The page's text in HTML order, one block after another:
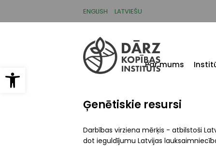
Open toolbar
ENGLISH LATVIEŠU
Par mums
Ģenētiskie resursi
Darbības virziena mērķis - atbilstoši
dot ieguldījumu Latvijas